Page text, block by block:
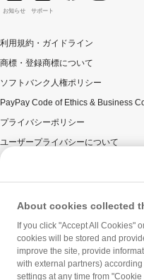
お知らせ サポート
利用規約・ガイドライン
商標・登録商標について
ソフトバンク人権ポリシー
PayPay Code of Ethics & Business
プライバシーポリシー
ユーザープライバシーについて
ウェブサイト利用規約
反社会的勢力に対する方針
勧誘方針
マネロン等基本方針
カスタマーハラスメントに関する当
About cookies collected
If you click "Accept All Cookies"
cookies will be stored and
improve the site, provide
with external partners) according
settings at any time from